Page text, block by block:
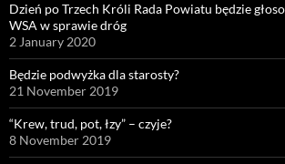
Dzień po Trzech Króli Rada Powiatu będzie
WSA w sprawie dróg
2 January 2020
Będzie podwyżka dla starosty?
21 November 2019
“Krew, trud, pot, łzy” – czyje?
8 November 2019